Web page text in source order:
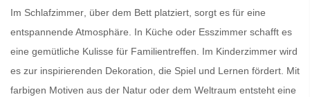
Im Schlafzimmer , über dem Bett platziert, sorgt es für eine
entspannende Atmosphäre . In Küche oder Esszimmer schafft es
eine gemütliche Kulisse für Familientreffen. Im Kinderzimmer wird
es zur inspirierenden Dekoration , die Spiel und Lernen fördert. Mit
farbigen Motiven aus der Natur oder dem Weltraum entsteht eine